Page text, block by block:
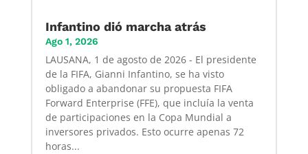
Infantino dió marcha atrás
Ago 1, 2026
LAUSANA, 1 de agosto de 2026 - El presidente
de la FIFA, Gianni Infantino, se ha visto
obligado a abandonar su propuesta FIFA
Forward Enterprise (FFE), que incluía la venta
de participaciones en la Copa Mundial a
inversores privados. Esto ocurre apenas 72
horas...